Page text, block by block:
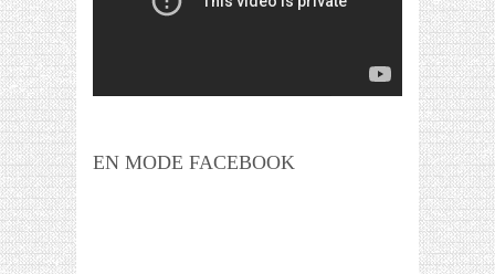
EN MODE FACEBOOK